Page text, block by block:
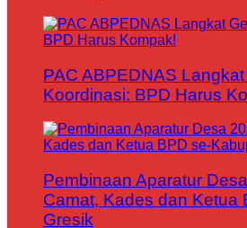
PAC ABPEDNAS
Koordinasi: BPD Harus
Pembinaan Aparatur
Camat, Kades dan Ketua
Gresik